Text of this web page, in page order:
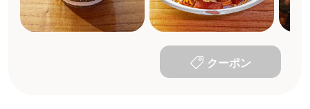
クーポン